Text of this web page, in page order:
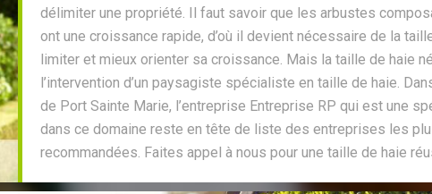
délimiter une propriété. Il faut savoir que les arbustes
ont une croissance rapide, d’où il devient nécessaire de la
limiter et mieux orienter sa croissance. Mais la taille de haie
l’intervention d’un paysagiste spécialiste en taille de haie.
de Port Sainte Marie, l’entreprise Entreprise RP qui est une
dans ce domaine reste en tête de liste des entreprises les
recommandées. Faites appel à nous pour une taille de haie